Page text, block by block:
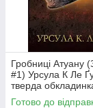
Гробниці Атуану
#1) Урсула К Ле
тверда
суперобкладинка))
Готово до